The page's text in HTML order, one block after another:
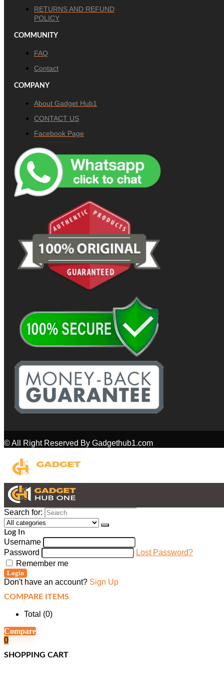
RETURNS AND REFUND
POLICY
COMMUNITY
FAQ
Contact
COMPANY
About Gadget Hub1
CONTACT US
Facebook Page
© All Right Reserved By Gadgethub1.com
Search for:
Log In
Username
Password
Lost Password?
Remember me
Login
Don't have an account? Sign Up
COMPARE ITEMS
Total (0)
Compare
0
SHOPPING CART